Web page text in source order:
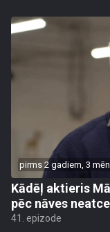
pirms 2 gadiem, 3
Kādēļ aktieris
pēc nāves
41. epizode